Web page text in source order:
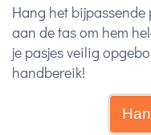
Hang het bijpassende
aan de tas om hem
je pasjes veilig
handbereik!